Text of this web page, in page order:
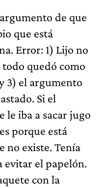
de que
que está
Error: 1) Lijo no
quedó como
3) el argumento
Si el
le iba a sacar jugo
porque está
no existe. Tenía
evitar el papelón.
con la